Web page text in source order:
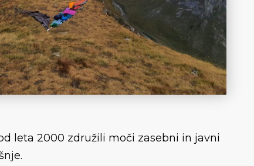
leta 2000 združili moči zasebni in javni